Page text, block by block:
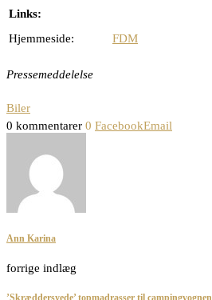
Links:
Hjemmeside:
FDM
Pressemeddelelse
Biler
0 kommentarer 0 FacebookEmail
Ann Karina
forrige indlæg
’Skræddersyede’ topmadrasser til campingvognen